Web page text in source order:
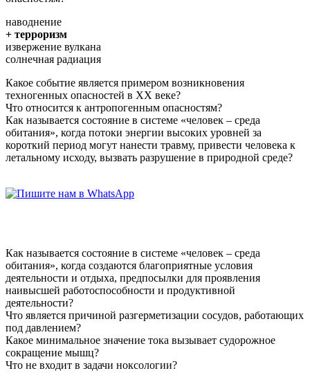
наводнение
+ терроризм
извержение вулкана
солнечная радиация
Какое событие является примером возникновения
техногенных опасностей в XX веке?
Что относится к антропогенным опасностям?
Как называется состояние в системе «человек – среда
обитания», когда потоки энергии высоких уровней за
короткий период могут нанести травму, привести человека к
летальному исходу, вызвать разрушение в природной среде?
Как называется состояние в системе «человек – среда
обитания», когда создаются благоприятные условия
деятельности и отдыха, предпосылки для проявления
наивысшей работоспособности и продуктивной
деятельности?
Что является причиной разгерметизации сосудов, работающих
под давлением?
Какое минимальное значение тока вызывает судорожное
сокращение мышц?
Что не входит в задачи ноксологии?